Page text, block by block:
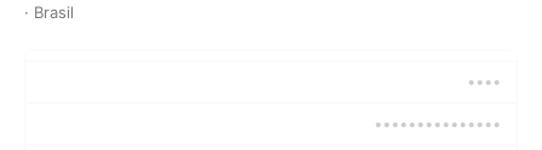
· Brasil
••••
•••••••••••••••